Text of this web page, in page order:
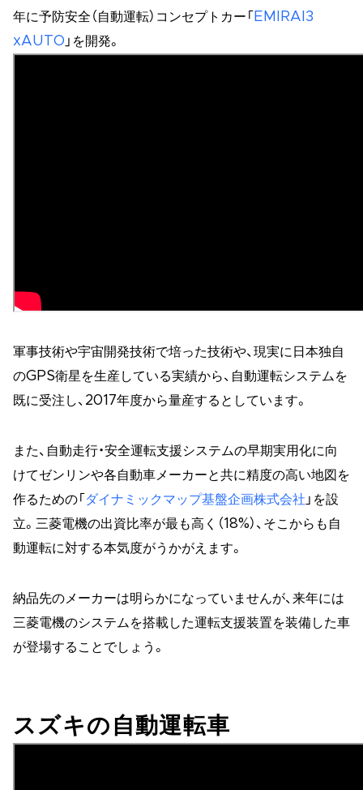
年に予防安全（自動運転）コンセプトカー「 EMIRAI3
xAUTO 」を開発。
軍事技術や宇宙開発技術で培った技術や、現実に日本独自
のGPS衛星を生産している実績から、自動運転システムを
既に受注し、2017年度から量産するとしています。
また、自動走行・安全運転支援システムの早期実用化に向
けてゼンリンや各自動車メーカーと共に精度の高い地図を
作るための「 ダイナミックマップ基盤企画株式会社 」を設
立。三菱電機の出資比率が最も高く（18%）、そこからも自
動運転に対する本気度がうかがえます。
納品先のメーカーは明らかになっていませんが、来年には
三菱電機のシステムを搭載した運転支援装置を装備した車
が登場することでしょう。
スズキの自動運転車